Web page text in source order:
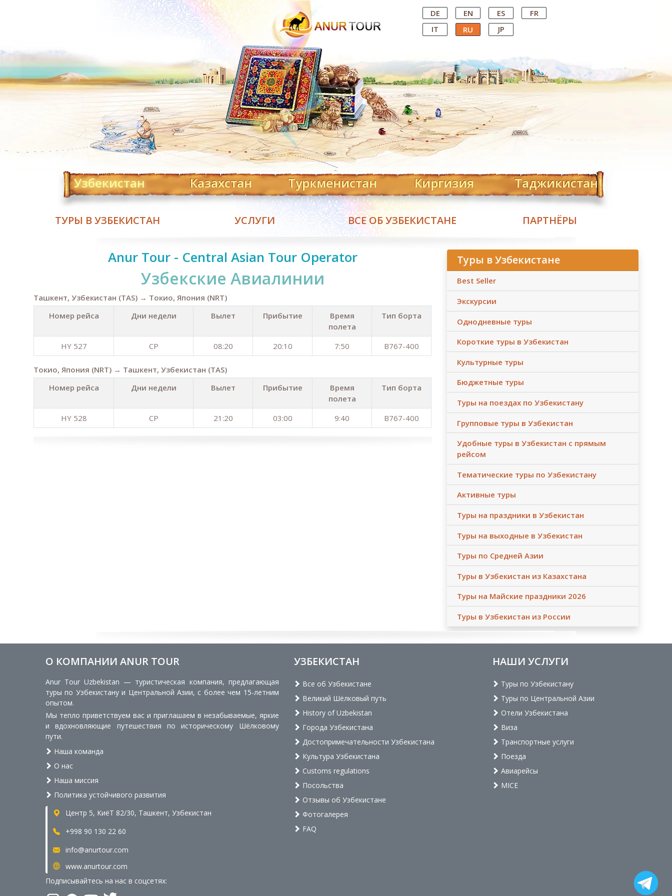
Central Asian Tour Operator DE EN ES
FR
IT
RU JP
Узбекистан Казахстан Туркменистан Киргизия Таджикистан
ТУРЫ В УЗБЕКИСТАН УСЛУГИ ВСЕ ОБ УЗБЕКИСТАНЕ ПАРТНЁРЫ
Anur Tour - Central Asian Tour Operator
Узбекские Авиалинии
Ташкент, Узбекистан (TAS) → Токио, Япония (NRT)
Номер рейса
Дни недели Вылет Прибытие
Время
полета
Тип борта
HY 527 СР 08:20 20:10 7:50 B767-400
Токио, Япония (NRT) → Ташкент, Узбекистан (TAS)
Номер рейса
Дни недели Вылет Прибытие
Время
полета
Тип борта
HY 528 СР 21:20 03:00 9:40 B767-400
Туры в Узбекистане
Best Seller
Экскурсии
Однодневные туры
Короткие туры в Узбекистан
Культурные туры
Бюджетные туры
Туры на поездах по Узбекистану
Групповые туры в Узбекистан
Удобные туры в Узбекистан с прямым
рейсом
Тематические туры по Узбекистану
Активные туры
Туры на праздники в Узбекистан
Туры на выходные в Узбекистан
Туры по Средней Азии
Туры в Узбекистан из Казахстана
Туры на Майские праздники 2026
Туры в Узбекистан из России
О КОМПАНИИ ANUR TOUR
Anur Tour Uzbekistan — туристическая компания, предлагающая
туры по Узбекистану и Центральной Азии, с более чем 15-летним
опытом.
Мы тепло приветствуем вас и приглашаем в незабываемые, яркие
и вдохновляющие путешествия по историческому Шёлковому
пути.
Наша команда
О нас
Наша миссия
Политика устойчивого развития
Центр 5, КиёТ 82/30, Ташкент, Узбекистан
+998 90 130 22 60
info@anurtour.com
www.anurtour.com
Подписывайтесь на нас в соцсетях:
УЗБЕКИСТАН
Все об Узбекистане
Великий Шёлковый путь
History of Uzbekistan
Города Узбекистана
Достопримечательности Узбекистана
Культура Узбекистана
Customs regulations
Посольства
Отзывы об Узбекистане
Фотогалерея
FAQ
НАШИ УСЛУГИ
Туры по Узбекистану
Туры по Центральной Азии
Отели Узбекистана
Виза
Транспортные услуги
Поезда
Авиарейсы
MICE